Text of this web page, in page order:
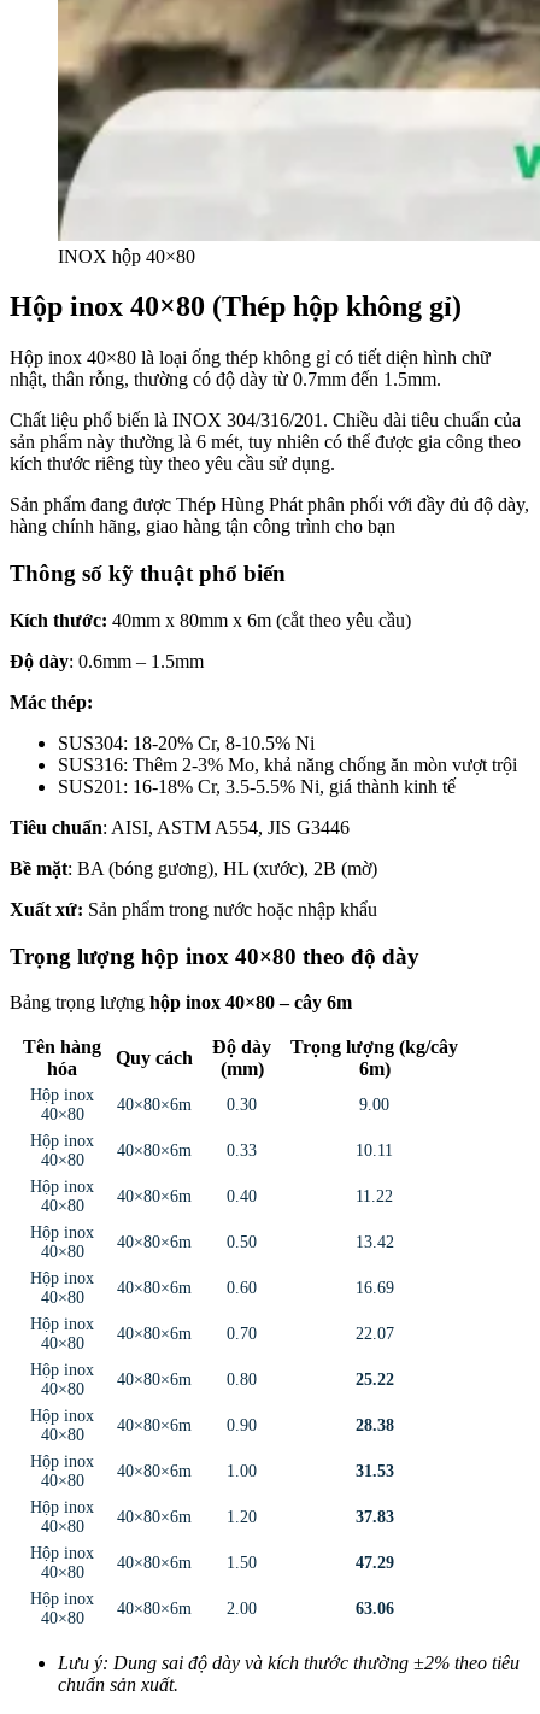
INOX hộp 40×80
Hộp inox 40×80 (Thép hộp không gỉ)
Hộp inox 40×80 là loại ống thép không gỉ có tiết diện hình chữ
nhật, thân rỗng, thường có độ dày từ 0.7mm đến 1.5mm.
Chất liệu phổ biến là INOX 304/316/201. Chiều dài tiêu chuẩn của
sản phẩm này thường là 6 mét, tuy nhiên có thể được gia công theo
kích thước riêng tùy theo yêu cầu sử dụng.
Sản phẩm đang được Thép Hùng Phát phân phối với đầy đủ độ dày,
hàng chính hãng, giao hàng tận công trình cho bạn
Thông số kỹ thuật phổ biến
Kích thước: 40mm x 80mm x 6m (cắt theo yêu cầu)
Độ dày: 0.6mm – 1.5mm
Mác thép:
SUS304: 18-20% Cr, 8-10.5% Ni
SUS316: Thêm 2-3% Mo, khả năng chống ăn mòn vượt trội
SUS201: 16-18% Cr, 3.5-5.5% Ni, giá thành kinh tế
Tiêu chuẩn: AISI, ASTM A554, JIS G3446
Bề mặt: BA (bóng gương), HL (xước), 2B (mờ)
Xuất xứ: Sản phẩm trong nước hoặc nhập khẩu
Trọng lượng hộp inox 40×80 theo độ dày
Bảng trọng lượng hộp inox 40×80 – cây 6m
Tên hàng
hóa
Quy cách
Độ dày
(mm)
Trọng lượng (kg/cây
6m)
Hộp inox
40×80
40×80×6m 0.30
9.00
Hộp inox
40×80
40×80×6m 0.33
10.11
Hộp inox
40×80
40×80×6m 0.40
11.22
Hộp inox
40×80
40×80×6m 0.50
13.42
Hộp inox
40×80
40×80×6m 0.60
16.69
Hộp inox
40×80
40×80×6m 0.70
22.07
Hộp inox
40×80
40×80×6m 0.80
25.22
Hộp inox
40×80
40×80×6m 0.90
28.38
Hộp inox
40×80
40×80×6m 1.00
31.53
Hộp inox
40×80
40×80×6m 1.20
37.83
Hộp inox
40×80
40×80×6m 1.50
47.29
Hộp inox
40×80
40×80×6m 2.00 63.06
Lưu ý: Dung sai độ dày và kích thước thường ±2% theo tiêu
chuẩn sản xuất.